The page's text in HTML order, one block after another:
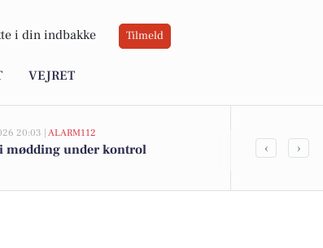
i din indbakke Tilmeld
VEJRET
20:03 | ALARM112
mødding under kontrol
Nyt grønt
‹ ›